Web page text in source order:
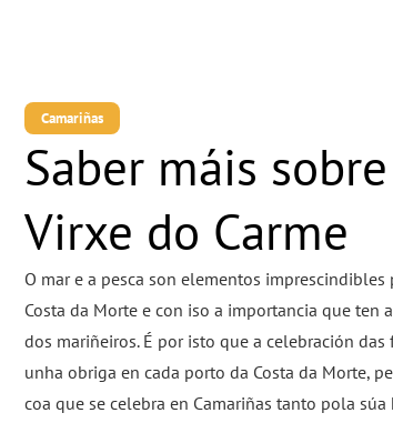
Camariñas
Saber máis
Virxe do Carme
O mar e a pesca son elementos
Costa da Morte e con iso a importancia que ten
dos mariñeiros. É por isto que a celebración das
unha obriga en cada porto da Costa da Morte,
coa que se celebra en Camariñas tanto pola